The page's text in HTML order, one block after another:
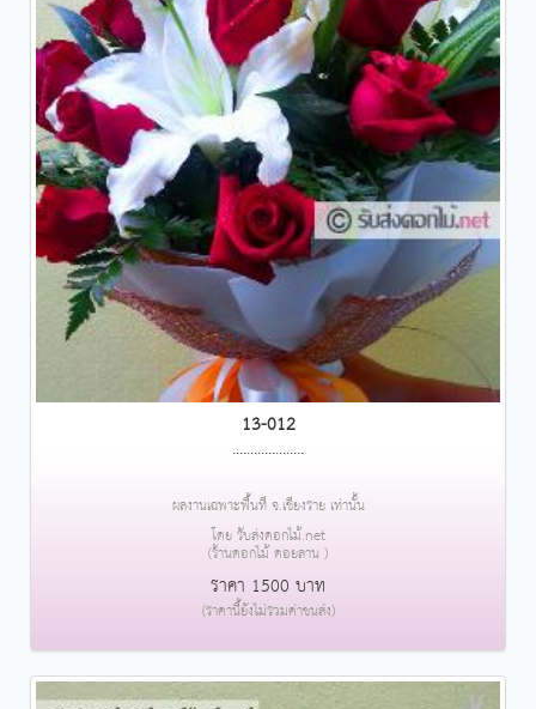
13-012
....................
ผลงานเฉพาะพื้นที่ จ.เชียงราย เท่านั้น
โดย รับส่งดอกไม้.net
(ร้านดอกไม้ ดอยลาน )
ราคา 1500 บาท
(ราคานี้ยังไม่รวมค่าขนส่ง)